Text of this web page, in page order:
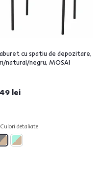
cu spaţiu de depozitare,
natural/negru, MOSAI
lei
detaliate